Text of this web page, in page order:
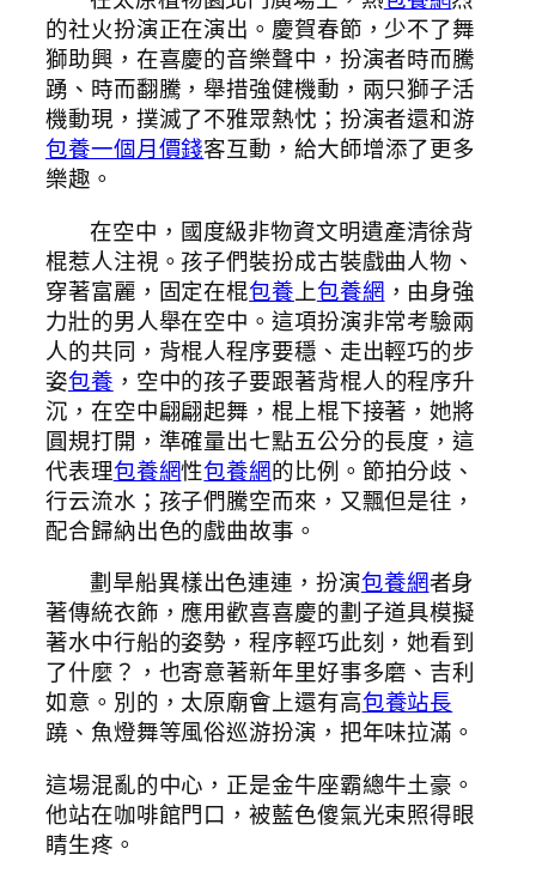
的社火扮演正在演出。慶賀春節，少不了舞
獅助興，在喜慶的音樂聲中，扮演者時而騰
踴、時而翻騰，舉措強健機動，兩只獅子活
機動現，撲滅了不雅眾熱忱；扮演者還和游
包養一個月價錢客互動，給大師增添了更多
樂趣。
在空中，國度級非物資文明遺產清徐背
棍惹人注視。孩子們裝扮成古裝戲曲人物、
穿著富麗，固定在棍包養上包養網 ，由身強
力壯的男人舉在空中。這項扮演非常考驗兩
人的共同，背棍人程序要穩、走出輕巧的步
姿包養 ，空中的孩子要跟著背棍人的程序升
沉，在空中翩翩起舞，棍上棍下接著，她將
圓規打開，準確量出七點五公分的長度，這
代表理包養網性包養網的比例。節拍分歧、
行云流水；孩子們騰空而來，又飄但是往，
配合歸納出色的戲曲故事。
劃旱船異樣出色連連，扮演包養網者身
著傳統衣飾，應用歡喜喜慶的劃子道具模擬
著水中行船的姿勢，程序輕巧此刻，她看到
了什麼？，也寄意著新年里好事多磨、吉利
如意。別的，太原廟會上還有高包養站長
蹺、魚燈舞等風俗巡游扮演，把年味拉滿。
這場混亂的中心，正是金牛座霸總牛土豪。
他站在咖啡館門口，被藍色傻氣光束照得眼
睛生疼。